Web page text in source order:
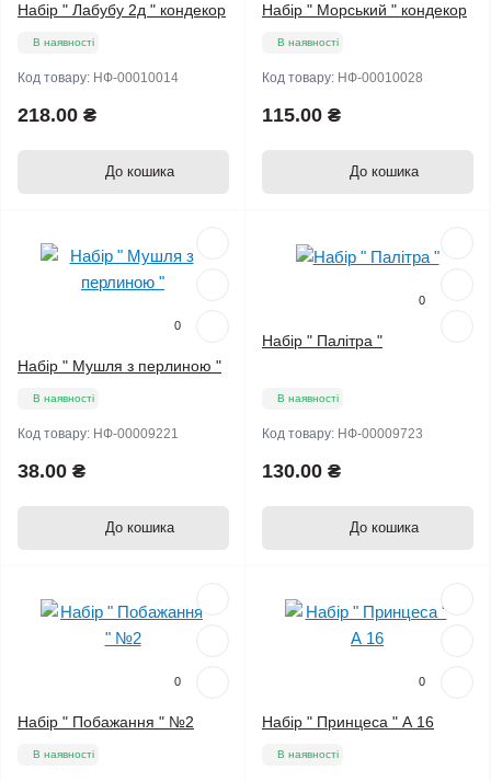
Набір " Лабубу 2д " кондекор
В наявності
Код товару: НФ-00010014
218.00 ₴
До кошика
Набір " Морський " кондекор
В наявності
Код товару: НФ-00010028
115.00 ₴
До кошика
0
Набір " Мушля з перлиною "
В наявності
Код товару: НФ-00009221
38.00 ₴
До кошика
0
Набір " Палітра "
В наявності
Код товару: НФ-00009723
130.00 ₴
До кошика
0
Набір " Побажання " №2
В наявності
0
Набір " Принцеса " А 16
В наявності